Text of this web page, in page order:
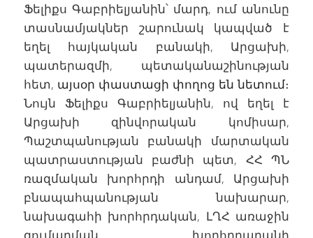
Ֆելիքս Գաբրիելյանին՝ մարդ, ում անունը
տասնամյակներ շարունակ կապված է
եղել հայկական բանակի, Արցախի,
պատերազմի, պետականաշինության
հետ, այսօր փաստացի փողոց են նետում։
Նույն Ֆելիքս Գաբրիելյանին, ով եղել է
Արցախի զինվորական կոմիսար,
Պաշտպանության բանակի մարտական
պատրաստության բաժնի պետ, ՀՀ ՊՆ
ռազմական խորհրդի անդամ, Արցախի
բնապահպանության նախարար,
նախագահի խորհրդական, ԼՂՀ առաջին